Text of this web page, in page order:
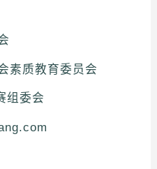
素质教育委员会
组委会